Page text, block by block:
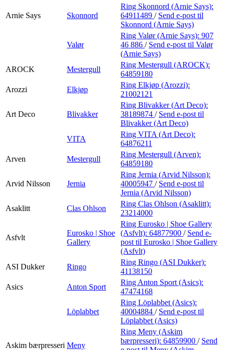
Arnie Says Skonnord
Ring Skonnord (Arnie Says):
64911489 / Send e-post til
Skonnord (Arnie Says)
Valør
Ring Valør (Arnie Says): 907
46 886 / Send e-post til Valør
(Arnie Says)
AROCK
Mestergull
Ring Mestergull (AROCK):
64859180
Arozzi
Elkjøp
Ring Elkjøp (Arozzi):
21002121
Art Deco Blivakker
Ring Blivakker (Art Deco):
38189874 / Send e-post til
Blivakker (Art Deco)
VITA
Ring VITA (Art Deco):
64876211
Arven
Mestergull
Ring Mestergull (Arven):
64859180
Arvid Nilsson Jernia
Ring Jernia (Arvid Nilsson):
40005947 / Send e-post til
Jernia (Arvid Nilsson)
Asaklitt
Clas Ohlson
Ring Clas Ohlson (Asaklitt):
23214000
Asfvlt
Eurosko | Shoe
Gallery
Ring Eurosko | Shoe Gallery
(Asfvlt): 64877900 / Send e-
post til Eurosko | Shoe Gallery
(Asfvlt)
ASI Dukker
Ringo
Ring Ringo (ASI Dukker):
41138150
Asics
Anton Sport
Ring Anton Sport (Asics):
47474168
Löplabbet
Ring Löplabbet (Asics):
40004884 / Send e-post til
Löplabbet (Asics)
Askim bærpresseri Meny
Ring Meny (Askim
bærpresseri): 64859900 / Send